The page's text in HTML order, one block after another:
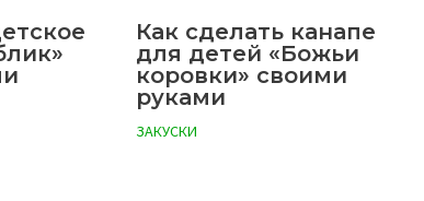
Как сделать канапе
для детей «Божьи
коровки» своими
руками
ЗАКУСКИ